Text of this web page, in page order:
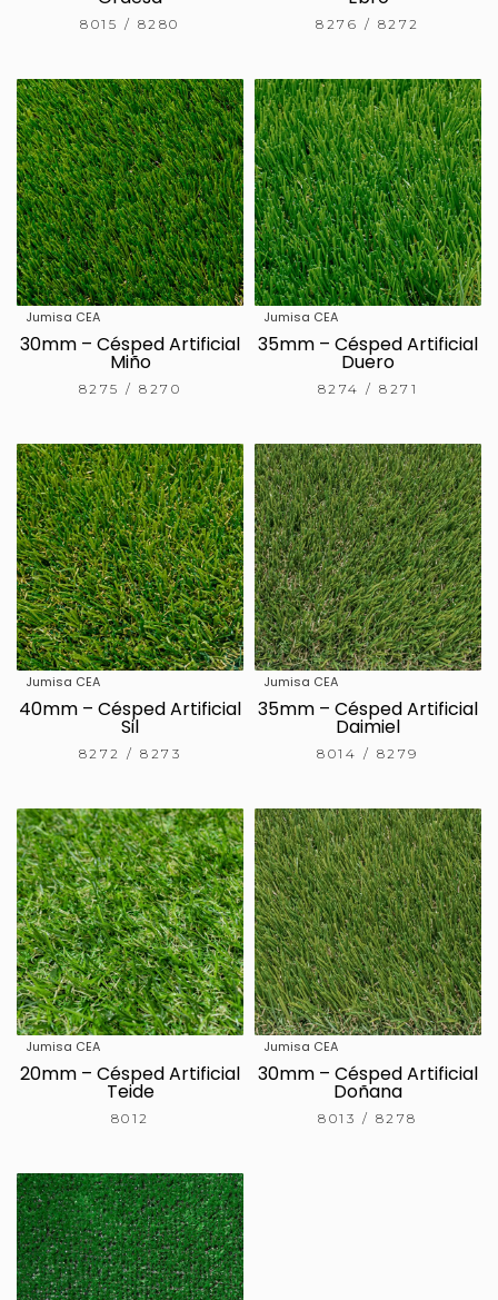
8015 / 8280 8276 / 8272
Jumisa CEA
30mm – Césped Artificial
Miño
8275 / 8270
Jumisa CEA
35mm – Césped Artificial
Duero
8274 / 8271
Jumisa CEA
40mm – Césped Artificial
Sil
8272 / 8273
Jumisa CEA
35mm – Césped Artificial
Daimiel
8014 / 8279
Jumisa CEA
20mm – Césped Artificial
Teide
8012
Jumisa CEA
30mm – Césped Artificial
Doñana
8013 / 8278